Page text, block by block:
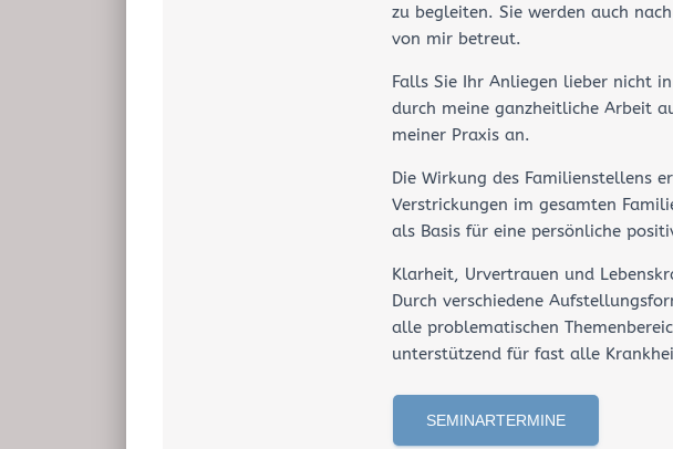
zu begleiten. Sie werden auch
von mir betreut.
Falls Sie Ihr Anliegen lieber nicht
durch meine ganzheitliche Arbeit
meiner Praxis an.
Die Wirkung des Familienstellens
Verstrickungen im gesamten
als Basis für eine persönliche
Klarheit, Urvertrauen und
Durch verschiedene
alle problematischen
unterstützend für fast alle
SEMINARTERMINE